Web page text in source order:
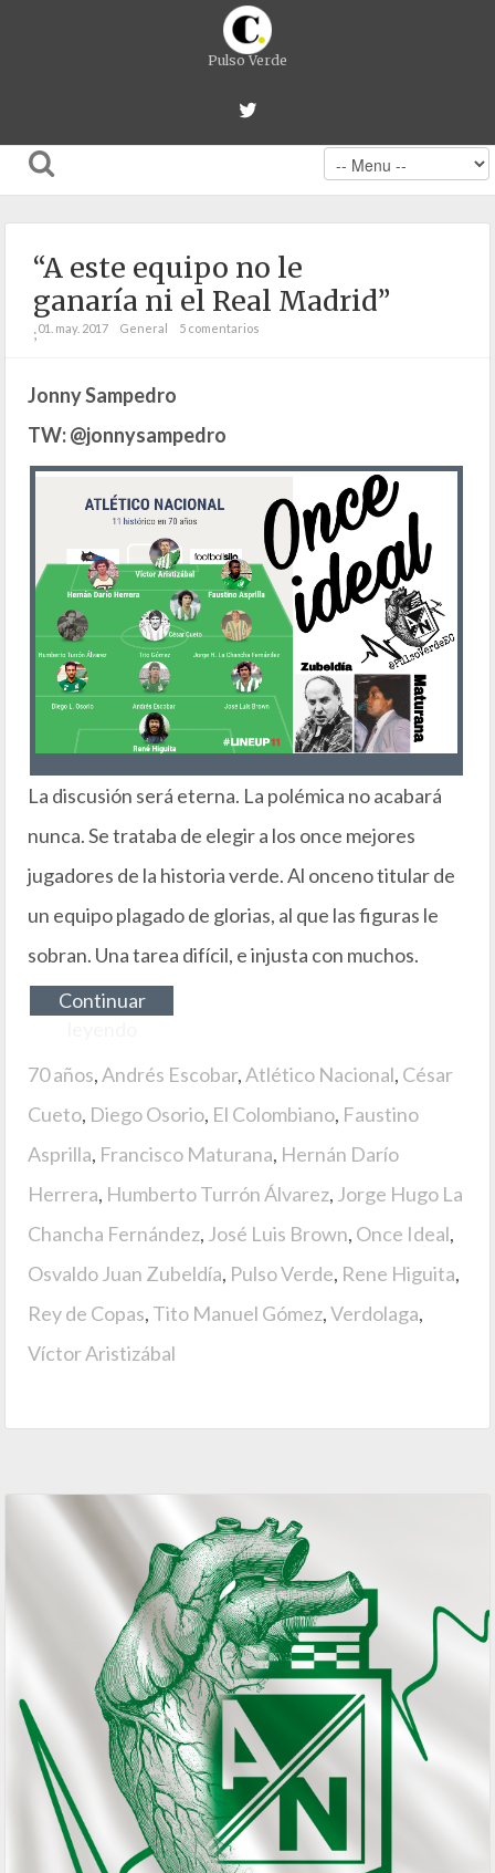
Pulso Verde
“A este equipo no le
ganaría ni el Real Madrid”
;01. may. 2017 General 5 comentarios
Jonny Sampedro
TW: @jonnysampedro
La discusión será eterna. La polémica no acabará
nunca. Se trataba de elegir a los once mejores
jugadores de la historia verde. Al onceno titular de
un equipo plagado de glorias, al que las figuras le
sobran. Una tarea difícil, e injusta con muchos.
Continuar
70 años,Andrés Escobar,Atlético Nacional, César
Cueto, Diego Osorio, El Colombiano, Faustino
Asprilla, Francisco Maturana, Hernán Darío
Herrera, Humberto Turrón Álvarez, Jorge Hugo La
Chancha Fernández, José Luis Brown, Once Ideal,
Osvaldo Juan Zubeldía, Pulso Verde, Rene Higuita,
Rey de Copas, Tito Manuel Gómez,Verdolaga,
Víctor Aristizábal